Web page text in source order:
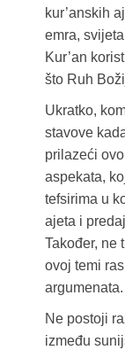
kur’anskih
emra,
Kur’an
što Ruh
Ukratko,
stavove
prilazeći
aspekata,
tefsirima u
ajeta i
Također, ne
ovoj temi
argumenata.
Ne postoji
između